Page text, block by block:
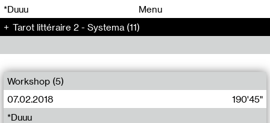
*Duuu
Menu
Tarot littéraire 2 - Systema (11)
Workshop (5)
07.02.2018
190'45"
*Duuu
00 00
00 00